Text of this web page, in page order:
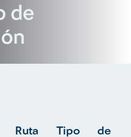
de
Ruta Tipo de